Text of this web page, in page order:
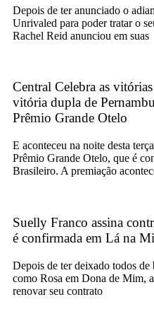
Depois de ter anunciado o
Unrivaled para poder tratar o
Rachel Reid anunciou em suas
Central Celebra as
vitória dupla de
Prêmio Grande Otelo
E aconteceu na noite desta
Prêmio Grande Otelo, que é
Brasileiro. A premiação
Suelly Franco assina
é confirmada em Lá na
Depois de ter deixado todos de
como Rosa em Dona de Mim,
renovar seu contrato